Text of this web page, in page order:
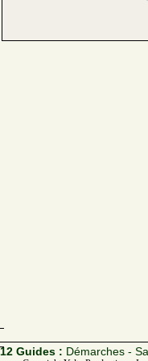
12 Guides : Démarches -